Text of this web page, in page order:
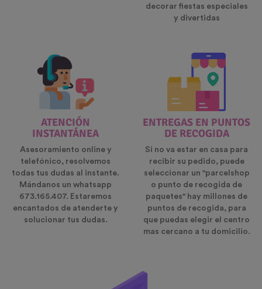
decorar fiestas especiales
y divertidas
ATENCIÓN
INSTANTÁNEA
Asesoramiento online y
telefónico, resolvemos
todas tus dudas al instante.
Mándanos un whatsapp
673.165.407. Estaremos
encantados de atenderte y
solucionar tus dudas.
ENTREGAS EN PUNTOS
DE RECOGIDA
Si no va estar en casa para
recibir su pedido, puede
seleccionar un "parcelshop
o punto de recogida de
paquetes" hay millones de
puntos de recogida, para
que puedas elegir el centro
mas cercano a tu domicilio.